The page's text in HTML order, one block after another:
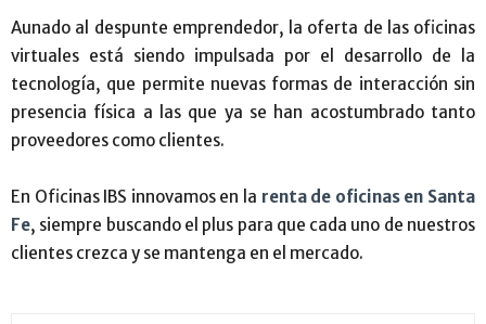
Aunado al despunte emprendedor, la oferta de las oficinas
virtuales está siendo impulsada por el desarrollo de la
tecnología, que permite nuevas formas de interacción sin
presencia física a las que ya se han acostumbrado tanto
proveedores como clientes.
En Oficinas IBS innovamos en la renta de oficinas en Santa
Fe, siempre buscando el plus para que cada uno de nuestros
clientes crezca y se mantenga en el mercado.